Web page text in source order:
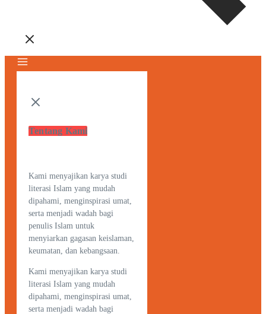
Tentang Kami
Kami menyajikan karya studi
literasi Islam yang mudah
dipahami, menginspirasi umat,
serta menjadi wadah bagi
penulis Islam untuk
menyiarkan gagasan keislaman,
keumatan, dan kebangsaan.
Kami menyajikan karya studi
literasi Islam yang mudah
dipahami, menginspirasi umat,
serta menjadi wadah bagi